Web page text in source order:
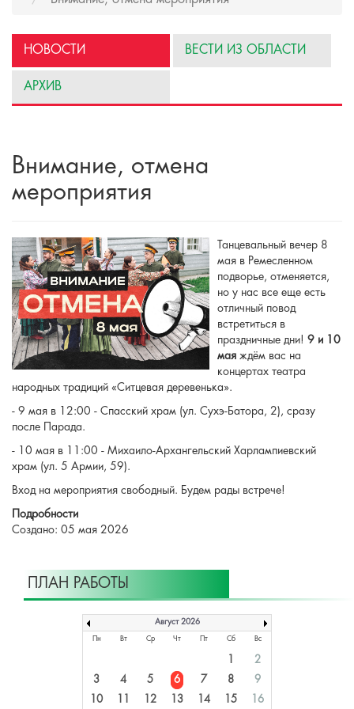
НОВОСТИ ВЕСТИ ИЗ ОБЛАСТИ
АРХИВ
Внимание, отмена
мероприятия
Танцевальный вечер 8
мая в Ремесленном
подворье, отменяется,
но у нас все еще есть
отличный повод
встретиться в
праздничные дни! 9 и 10
мая ждём вас на
концертах театра
народных традиций «Ситцевая деревенька».
- 9 мая в 12:00 - Спасский храм (ул. Сухэ-Батора, 2), сразу
после Парада.
- 10 мая в 11:00 - Михаило-Архангельский Харлампиевский
храм (ул. 5 Армии, 59).
Вход на мероприятия свободный. Будем рады встрече!
Подробности
Создано: 05 мая 2026
ПЛАН РАБОТЫ
Август 2026
Пн Вт Ср Чт Пт Сб Вс
1
2
3
4 5 6 7 8
9
10
11 12 13 14 15 16